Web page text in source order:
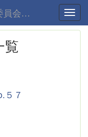
埼玉県 大里郡 寄居町教育委員会-home
覧
５７